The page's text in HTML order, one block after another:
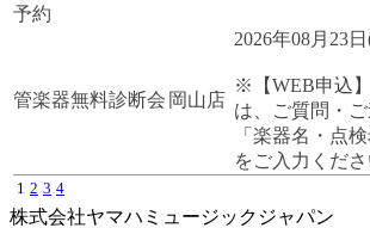
予約
管楽器無料診断会 岡山店
2026年08月23
※【WEB申込
は、ご質問・
「楽器名・点
をご入力くださ
1 2 3 4
株式会社ヤマハミュージックジャパン